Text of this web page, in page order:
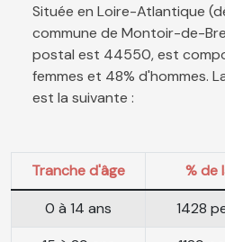
Située en Loire-Atlantique
commune de Montoir-de-
postal est 44550, est
femmes et 48% d'hommes.
est la suivante :
Tranche d'âge
% de
0 à 14 ans
1428